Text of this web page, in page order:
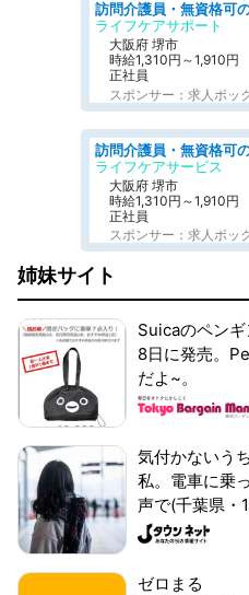
訪問介護員・無資格可
ライフケアサポート
大阪府 堺市
時給1,310円～1,910円
正社員
スポンサー：求人ボッ
訪問介護員・無資格可
ライフケアサービス
大阪府 堺市
時給1,310円～1,910円
正社員
スポンサー：求人ボッ
姉妹サイト
Suicaのペン
8日に発売。
だよ~。
気付かないう
私。電車に乗
声で(千葉県・
ゼロまる